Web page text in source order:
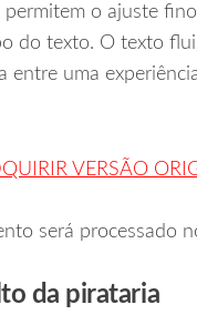
o ajuste
do texto. O texto
entre uma
VERSÃO
será processado
da pirataria